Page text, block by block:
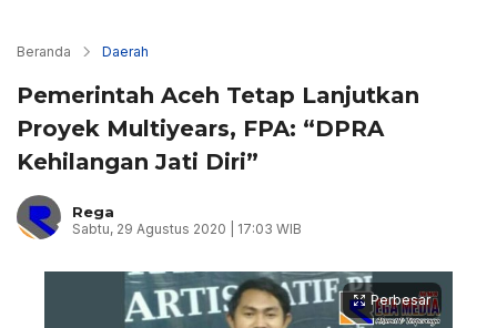
Beranda Daerah
Pemerintah Aceh Tetap Lanjutkan
Proyek Multiyears, FPA: “DPRA
Kehilangan Jati Diri”
Rega
Sabtu, 29 Agustus 2020 | 17:03 WIB
Perbesar